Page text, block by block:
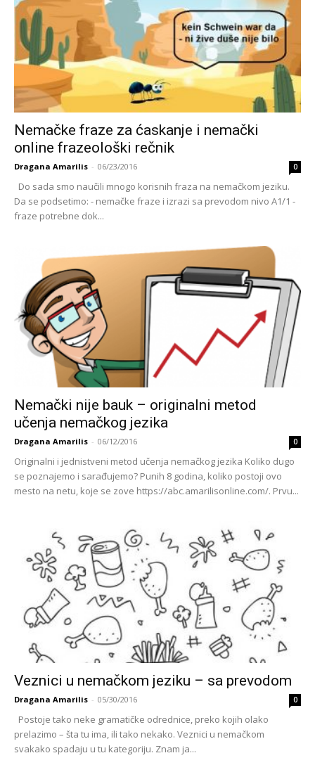
Nemačke fraze za ćaskanje i nemački
online frazeološki rečnik
Dragana Amarilis - 06/23/2016 0
Do sada smo naučili mnogo korisnih fraza na nemačkom jeziku.
Da se podsetimo: - nemačke fraze i izrazi sa prevodom nivo A1/1 -
fraze potrebne dok...
Nemački nije bauk – originalni metod
učenja nemačkog jezika
Dragana Amarilis - 06/12/2016 0
Originalni i jednistveni metod učenja nemačkog jezika Koliko dugo
se poznajemo i sarađujemo? Punih 8 godina, koliko postoji ovo
mesto na netu, koje se zove https://abc.amarilisonline.com/. Prvu...
Veznici u nemačkom jeziku – sa prevodom
Dragana Amarilis - 05/30/2016 0
Postoje tako neke gramatičke odrednice, preko kojih olako
prelazimo – šta tu ima, ili tako nekako. Veznici u nemačkom
svakako spadaju u tu kategoriju. Znam ja...